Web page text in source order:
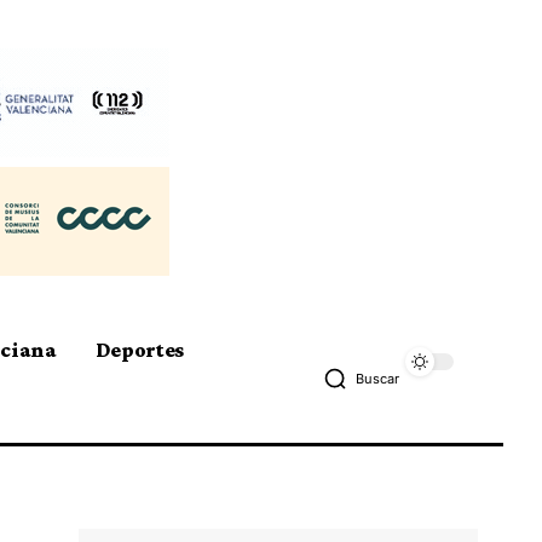
Deportes
Buscar